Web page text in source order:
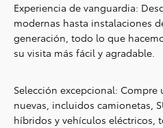
Experiencia de vanguardia:
modernas hasta instalaciones
generación, todo lo que
su visita más fácil y agradable.
Selección excepcional:
nuevas, incluidos camionetas,
híbridos y vehículos eléctricos,